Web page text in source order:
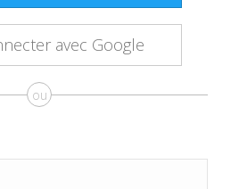
avec Google
ou